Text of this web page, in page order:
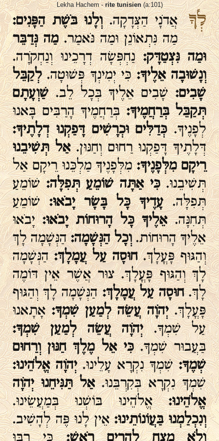
Lekha Hachem -rite tunisien(a:101)
לְךָאֲדֹנָי הַצְּדָקָה.וְלָנוּ בֹּשֶׁת הַפָּנִים:
מַה נִּתְאוֹנֵן וּמַה נֹּאמַר.מַה נְּדַבֵּר
וּמַה נִּצְטַדָּק:נַחְפְּשָׂה דְרָכֵינוּ וְנַחְקֹרָה.
וְנָשׁוּבָה אֵלֶיךָ:כִּי יְמִינְךָ פְּשׁוּטָה.לְקַבֵּל
שָׁבִים:שָׁבִים אֵלֶיךָ בְּכָל לֵב.שַׁוְעָתָם
תְּקַבֵּל בְּרַחֲמֶיךָ:בְּרַחֲמֶיךָ הָרַבִּים בָּאנוּ
לְפָנֶיךָ.כְּדַלִּים וּכְרָשִׁים דָּפַקְנוּ דְלָתֶיךָ:
דְּלָתֶיךָ דָּפַקְנוּ רַחוּם וְחַנּוּן.אַל תְּשִׁיבֵנוּ
רֵיקָם מִלְּפָנֶיךָ:מִלְּפָנֶיךָ מַלְכֵּנוּ רֵיקָם אַל
תְּשִׁיבֵנוּ.כִּי אַתָּה שׁוֹמֵעַ תְּפִלָּה:שׁוֹמֵעַ
תְּפִלָּה.עָדֶיךָ כָּל בָּשָׂר יָבֹאוּ:שׁוֹמֵעַ
תְּחִנָּה.אֵלֶיךָ כָּל הָרוּחוֹת יָבֹאוּ:יָבֹאוּ
אֵלֶיךָ הָרוּחוֹת.וְכָל הַנְּשָׁמָה:הַנְּשָׁמָה לָךְ
וְהַגּוּף פָּעֳלָךְ.חוּסָה עַל עֲמָלָךְ:הַנְּשָׁמָה
לָךְ וְהַגּוּף פָּעֳלָךְ. צוּר אֲשֶׁר אֵין דּוֹמֶה
לָךְ.חוּסָה עַל עֲמָלָךְ:הַנְּשָׁמָה לָךְ וְהַגּוּף
פָּעֳלָךְ.יְהֹוָה עֲשֵׂה לְמַעַן שִׁמְךָ:אָתָאנוּ
עַל שִׁמְךָ.יְהֹוָה עֲשֵׂה לְמַעַן שִׁמְךָ:
בַּעֲבוּר שִׁמְךָ.כִּי אֵל מֶלֶךְ חַנּוּן וְרַחוּם
שְׁמֶךָ:שִׁמְךָ נִקְרָא עָלֵינוּ.יְהֹוָה אֱלֹהֵינוּ:
שִׁמְךָ נִקְרָא בְּקִרְבֵּנוּ.אַל תַּנִּיחֵנוּ יְהֹוָה
אֱלֹהֵינוּ:אֱלֹהֵינוּ בּוֹשְׁנוּ בְּמַעֲשֵׂינוּ.
וְנִכְלַמְנוּ בַּעֲוֹנוֹתֵינוּ:אֵין לָנוּ פֶּה לְהָשִׁיב.